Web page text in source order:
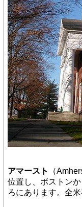
アマースト
（
位置し、ボストン
ろにあります。全